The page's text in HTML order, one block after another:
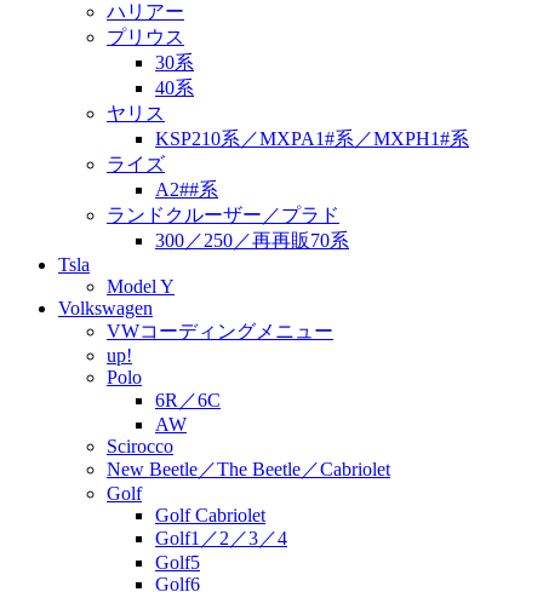
ハリアー
プリウス
30系
40系
ヤリス
KSP210系／MXPA1#系／MXPH1#系
ライズ
A2##系
ランドクルーザー／プラド
300／250／再再販70系
Tsla
Model Y
Volkswagen
VWコーディングメニュー
up!
Polo
6R／6C
AW
Scirocco
New Beetle／The Beetle／Cabriolet
Golf
Golf Cabriolet
Golf1／2／3／4
Golf5
Golf6